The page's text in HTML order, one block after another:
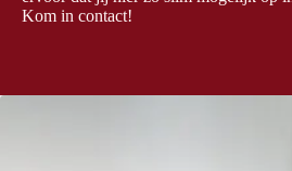
Kom in contact!